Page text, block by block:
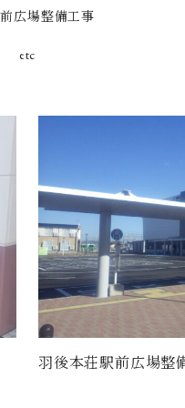
広場整備工事
etc
羽後本荘駅前広場整